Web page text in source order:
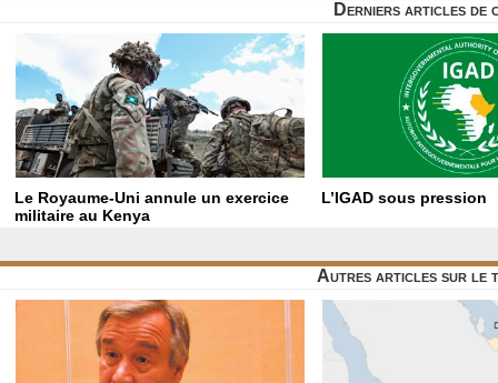
Derniers articles de
Le Royaume-Uni annule un exercice
militaire au Kenya
L’IGAD sous pression
Autres articles sur le